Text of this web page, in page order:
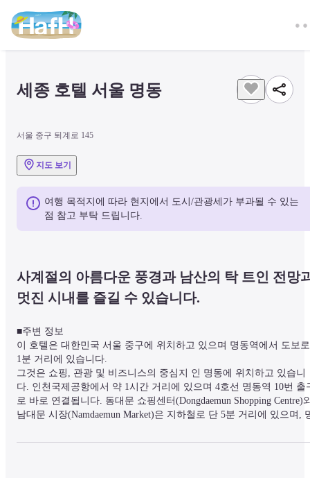
세종 호텔 서울 명동
서울 중구 퇴계로 145
지도 보기
여행 목적지에 따라 현지에서 도시/관광세가 부과될 수 있는
점 참고 부탁 드립니다.
사계절의 아름다운 풍경과 남산의 탁 트인 전망
멋진 시내를 즐길 수 있습니다.
■주변 정보
이 호텔은 대한민국 서울 중구에 위치하고 있으며 명동역에서 도보로
1분 거리에 있습니다.
그것은 쇼핑, 관광 및 비즈니스의 중심지 인 명동에 위치하고 있습니
다. 인천국제공항에서 약 1시간 거리에 있으며 4호선 명동역 10번 출
로 바로 연결됩니다. 동대문 쇼핑센터(Dongdaemun Shopping Centre)
남대문 시장(Namdaemun Market)은 지하철로 단 5분 거리에 있으며,
(Insadong), 남산(Namsan), 북촌 한옥 마을(Bukchon Hanok Village) 등